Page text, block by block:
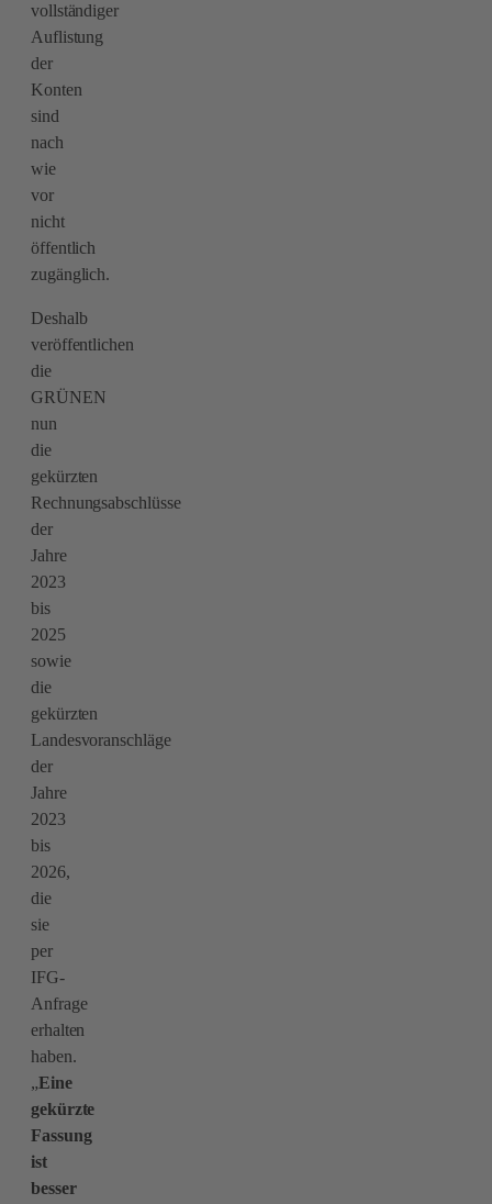
vollständiger
Auflistung
der
Konten
sind
nach
wie
vor
nicht
öffentlich
zugänglich.
Deshalb
veröffentlichen
die
GRÜNEN
nun
die
gekürzten
Rechnungsabschlüsse
der
Jahre
2023
bis
2025
sowie
die
gekürzten
Landesvoranschläge
der
Jahre
2023
bis
2026,
die
sie
per
IFG-
Anfrage
erhalten
haben.
„Eine
gekürzte
Fassung
ist
besser